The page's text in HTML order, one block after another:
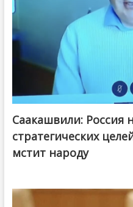
Саакашвили: Россия
стратегических
мстит народу